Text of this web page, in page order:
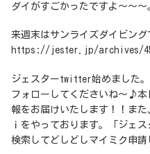
ダイがすごかったですよ～～～
来週末はサンライズダイビン
https://jester.jp/archives/
ジェスターtwitter始めました
フォローしてくださいね～♪本
報をお届けいたします！！ま
ｉをやっております。「ジェ
検索してどしどしマイミク申